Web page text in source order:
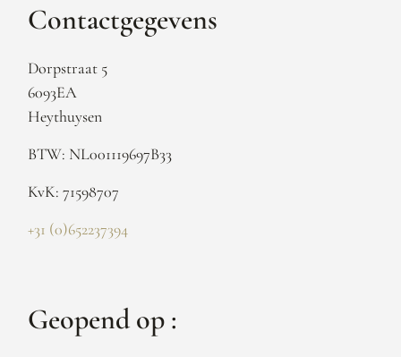
Contactgegevens
Dorpstraat 5
6093EA
Heythuysen
BTW: NL001119697B33
KvK: 71598707
+31 (0)652237394
Geopend op :